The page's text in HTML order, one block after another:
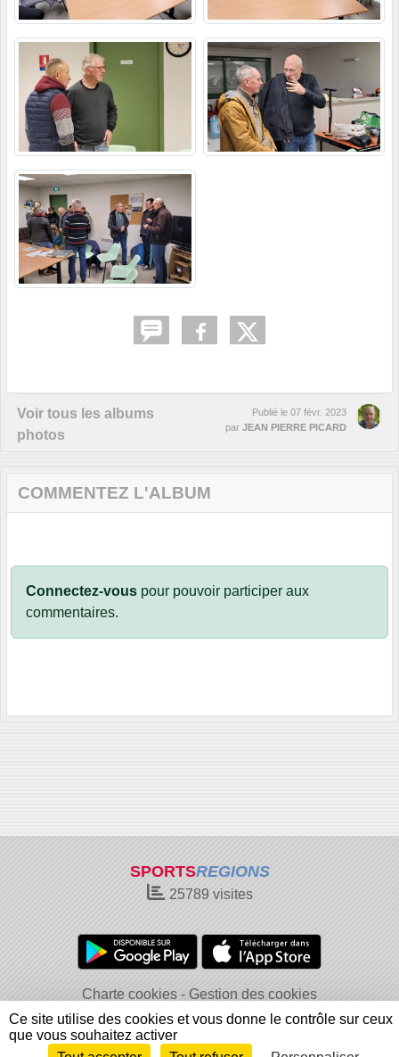
Voir tous les albums
photos
Publié le 07 févr. 2023
par JEAN PIERRE PICARD
COMMENTEZ L'ALBUM
Connectez-vous pour pouvoir participer aux
commentaires.
SPORTSREGIONS
25789 visites
Charte cookies
Gestion des cookies
Informations légales
Signaler un contenu inapproprié
Ce site utilise des cookies et vous donne le contrôle sur ceux
que vous souhaitez activer